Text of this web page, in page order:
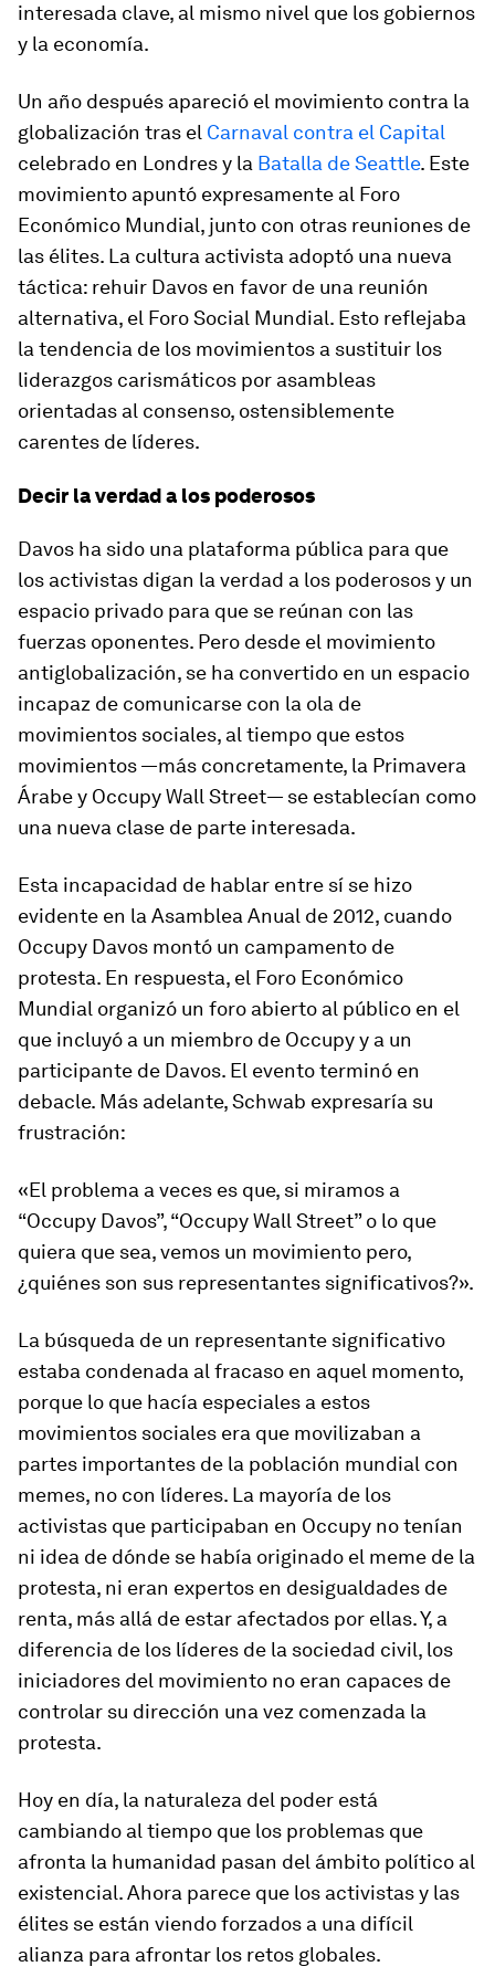
interesada clave, al mismo nivel que los gobiernos
y la economía.
Un año después apareció el movimiento contra la
globalización tras el Carnaval contra el Capital
celebrado en Londres y la Batalla de Seattle. Este
movimiento apuntó expresamente al Foro
Económico Mundial, junto con otras reuniones de
las élites. La cultura activista adoptó una nueva
táctica: rehuir Davos en favor de una reunión
alternativa, el Foro Social Mundial. Esto reflejaba
la tendencia de los movimientos a sustituir los
liderazgos carismáticos por asambleas
orientadas al consenso, ostensiblemente
carentes de líderes.
Decir la verdad a los poderosos
Davos ha sido una plataforma pública para que
los activistas digan la verdad a los poderosos y un
espacio privado para que se reúnan con las
fuerzas oponentes. Pero desde el movimiento
antiglobalización, se ha convertido en un espacio
incapaz de comunicarse con la ola de
movimientos sociales, al tiempo que estos
movimientos —más concretamente, la Primavera
Árabe y Occupy Wall Street— se establecían como
una nueva clase de parte interesada.
Esta incapacidad de hablar entre sí se hizo
evidente en la Asamblea Anual de 2012, cuando
Occupy Davos montó un campamento de
protesta. En respuesta, el Foro Económico
Mundial organizó un foro abierto al público en el
que incluyó a un miembro de Occupy y a un
participante de Davos. El evento terminó en
debacle. Más adelante, Schwab expresaría su
frustración:
«El problema a veces es que, si miramos a
“Occupy Davos”, “Occupy Wall Street” o lo que
quiera que sea, vemos un movimiento pero,
¿quiénes son sus representantes significativos?».
La búsqueda de un representante significativo
estaba condenada al fracaso en aquel momento,
porque lo que hacía especiales a estos
movimientos sociales era que movilizaban a
partes importantes de la población mundial con
memes, no con líderes. La mayoría de los
activistas que participaban en Occupy no tenían
ni idea de dónde se había originado el meme de la
protesta, ni eran expertos en desigualdades de
renta, más allá de estar afectados por ellas. Y, a
diferencia de los líderes de la sociedad civil, los
iniciadores del movimiento no eran capaces de
controlar su dirección una vez comenzada la
protesta.
Hoy en día, la naturaleza del poder está
cambiando al tiempo que los problemas que
afronta la humanidad pasan del ámbito político al
existencial. Ahora parece que los activistas y las
élites se están viendo forzados a una difícil
alianza para afrontar los retos globales.